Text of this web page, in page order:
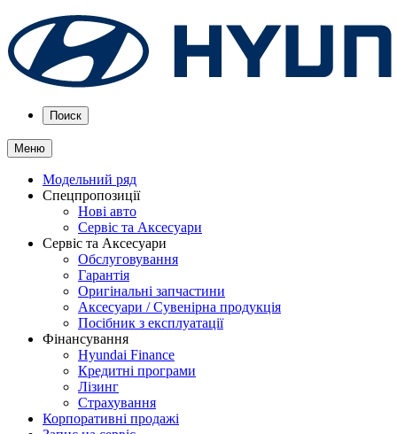
Поиск
Меню
Модельний ряд
Спецпропозиції
Нові авто
Сервіс та Аксесуари
Сервіс та Аксесуари
Обслуговування
Гарантія
Оригінальні запчастини
Аксесуари / Сувенірна продукція
Посібник з експлуатації
Фінансування
Hyundai Finance
Кредитні програми
Лізинг
Страхування
Корпоративні продажі